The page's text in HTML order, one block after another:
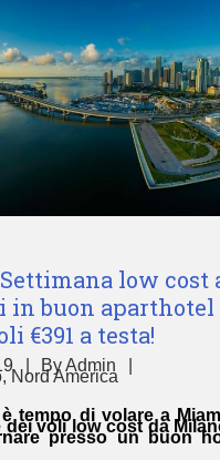
low cost
in buon
€391 a testa!
ByAdmin
,Nord America
tempo di volare a
voli low cost da
presso un buon